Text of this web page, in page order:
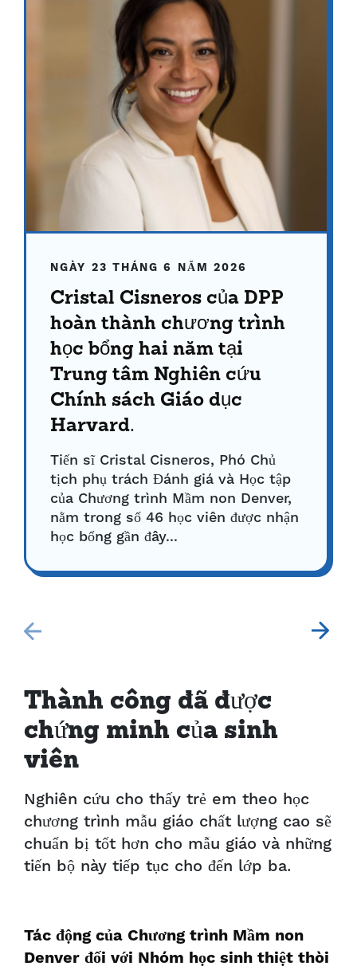
NGÀY 23 THÁNG 6 NĂM 2026
Cristal Cisneros của DPP
hoàn thành chương trình
học bổng hai năm tại
Trung tâm Nghiên cứu
Chính sách Giáo dục
Harvard.
Tiến sĩ Cristal Cisneros, Phó Chủ
tịch phụ trách Đánh giá và Học tập
của Chương trình Mầm non Denver,
nằm trong số 46 học viên được nhận
học bổng gần đây...
Thành công đã được
chứng minh của sinh
viên
Nghiên cứu cho thấy trẻ em theo học
chương trình mẫu giáo chất lượng cao sẽ
chuẩn bị tốt hơn cho mẫu giáo và những
tiến bộ này tiếp tục cho đến lớp ba.
Tác động của Chương trình Mầm non
Denver đối với Nhóm học sinh thiệt thòi